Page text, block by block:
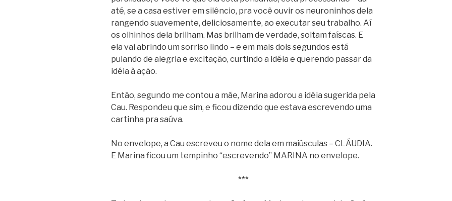
até, se a casa estiver em silêncio, pra você ouvir os neuroninhos dela
rangendo suavemente, deliciosamente, ao executar seu trabalho. Aí
os olhinhos dela brilham. Mas brilham de verdade, soltam faíscas. E
ela vai abrindo um sorriso lindo – e em mais dois segundos está
pulando de alegria e excitação, curtindo a idéia e querendo passar da
idéia à ação.
Então, segundo me contou a mãe, Marina adorou a idéia sugerida pela
Cau. Respondeu que sim, e ficou dizendo que estava escrevendo uma
cartinha pra saúva.
No envelope, a Cau escreveu o nome dela em maiúsculas – CLÁUDIA.
E Marina ficou um tempinho “escrevendo” MARINA no envelope.
***